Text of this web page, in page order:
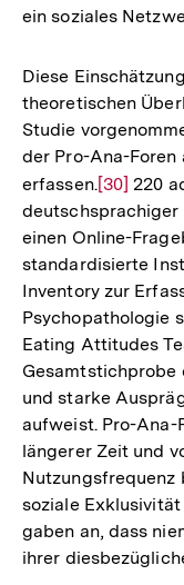
ein soziales
Diese
theoretischen
Studie
der Pro-Ana-Foren
erfassen.Zur
Auflösung
der
Fußnote
[30] 220
einen Online-
standardisierte
Inventory zur
Psychopathologie
Eating Attitudes
Gesamtstichprobe
und starke
aufweist. Pro-Ana-
längerer Zeit und
Nutzungsfrequenz
soziale
gaben an, dass
ihrer